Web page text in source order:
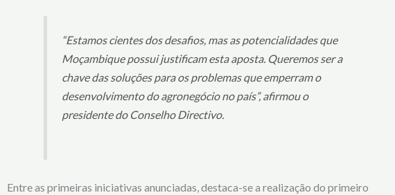
“Estamos cientes dos desafios, mas as potencialidades que
Moçambique possui justificam esta aposta. Queremos ser a
chave das soluções para os problemas que emperram o
desenvolvimento do agronegócio no país”, afirmou o
presidente do Conselho Directivo.
Entre as primeiras iniciativas anunciadas, destaca-se a realização do primeiro